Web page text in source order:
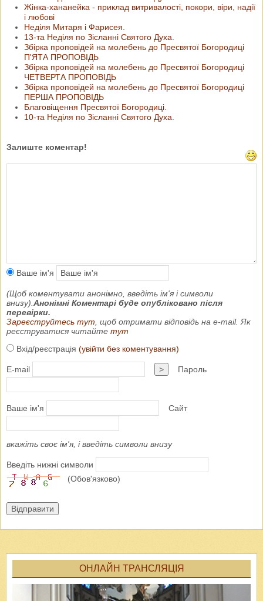
Жінка-хананейка - приклад витривалості, покори, віри, надії
і любові
Неділя Митаря і Фарисея.
13-та Неділя по Зісланні Святого Духа.
Збірка проповідей на молебень до Пресвятої Богородиці
П'ЯТА ПРОПОВІДЬ
Збірка проповідей на молебень до Пресвятої Богородиці
ЧЕТВЕРТА ПРОПОВІДЬ
Збірка проповідей на молебень до Пресвятої Богородиці
ПЕРША ПРОПОВІДЬ
Благовіщення Пресвятої Богородиці.
10-та Неділя по Зісланні Святого Духа.
Залиште коментар!
Ваше ім'я
(Щоб коментувати анонімно, введіть ім'я і символи
внизу). Анонімні Коментарі буде опубліковано після
перевірки.
Зареєструйтесь тут , щоб отримати відповідь на e-mail. Як
реєструватися читайте тут
Вхід/реєстрація (увійти без коментування)
E-mail > Пароль
Ваше ім'я Сайт
вкажіть своє ім'я, і введіть символи внизу
Введіть нижні символи
(Обов'язково)
Відправити
ОНЛАЙН ТРАНСЛЯЦІЯ